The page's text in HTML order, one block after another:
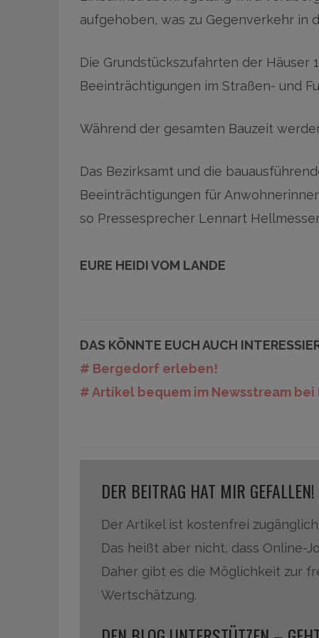
aufgehoben, was zu Gegenverkehr in
Die Grundstückszufahrten der Häuser
Beeinträchtigungen im Straßen- und
Während der gesamten Bauzeit
Das Bezirksamt und die
Beeinträchtigungen für
so Pressesprecher Lennart
EURE HEIDI VOM LANDE
DAS KÖNNTE EUCH AUCH
# Bergedorf erleben!
# Artikel bequem im Newsstream bei
DER BEITRAG HAT MIR
Der Artikel ist kostenfrei
Das heißt aber nicht, dass Online-
Daher gibt es die Möglichkeit zur
Wertschätzung.